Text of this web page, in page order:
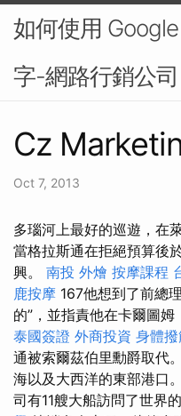
如何使用
字-網路行銷公司
Cz
Oct 7, 2013
多瑙河上最好的巡遊，在
當格拉斯通在拒絕預算後
興。 南投 外燴 按摩課程
鹿按摩 167他想到了前總
的”，並指責他在卡爾圖姆
泰國簽證 外商投資 身體
通被索爾茲伯里勳爵取代
海以及大西洋的東部港口。
司有11艘大船訪問了世界